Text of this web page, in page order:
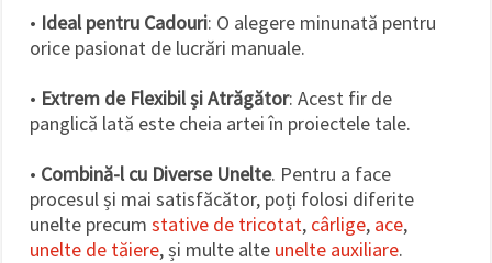
• Ideal pentru Cadouri: O alegere minunată pentru
orice pasionat de lucrări manuale.
• Extrem de Flexibil și Atrăgător: Acest fir de
panglică lată este cheia artei în proiectele tale.
• Combină-l cu Diverse Unelte. Pentru a face
procesul și mai satisfăcător, poți folosi diferite
unelte precum stative de tricotat, cârlige, ace,
unelte de tăiere, și multe alte unelte auxiliare.